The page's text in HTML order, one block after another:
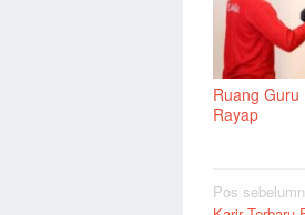
Ruang Guru
Rayap
Pos